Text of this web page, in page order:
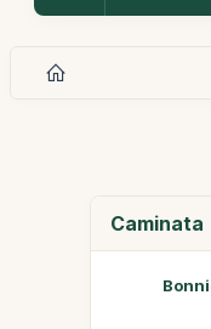
Caminata